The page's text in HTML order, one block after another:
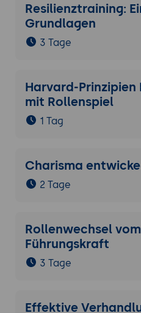
Resilienztraining:
Grundlagen
3 Tage
Harvard-Prinzipien
mit Rollenspiel
1 Tag
Charisma
2 Tage
Rollenwechsel
Führungskraft
3 Tage
Effektive